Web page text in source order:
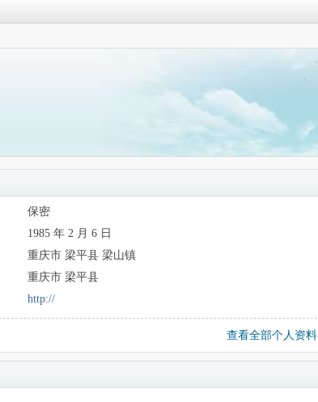
保密
1985 年 2 月 6 日
重庆市 梁平县 梁山镇
重庆市 梁平县
http://
查看全部个人资料